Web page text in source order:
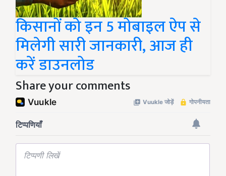
किसानों को इन 5 मोबाइल ऐप से
मिलेगी सारी जानकारी, आज ही
करें डाउनलोड
Share your comments